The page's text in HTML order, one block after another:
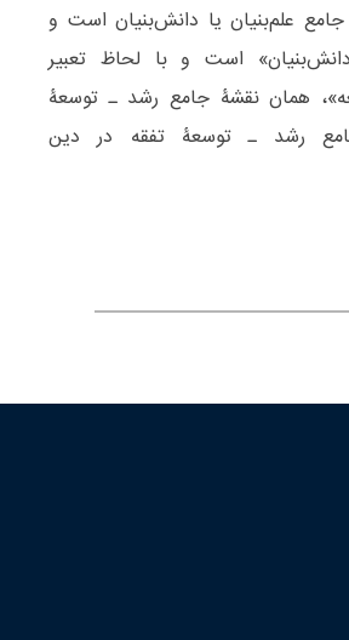
علم‌بنیان یا دانش‌بنیان است و
است و با لحاظ تعبیر
همان نقشۀ جامع رشد ـ توسعۀ
رشد ـ توسعۀ تفقه در دین